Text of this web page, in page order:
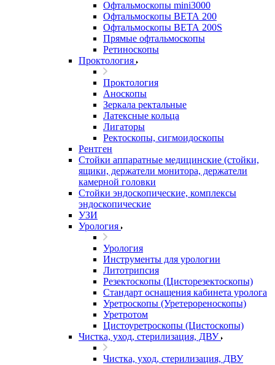
Офтальмоскопы mini3000
Офтальмоскопы ВЕТА 200
Офтальмоскопы ВЕТА 200S
Прямые офтальмоскопы
Ретиноскопы
Проктология
Проктология
Аноскопы
Зеркала ректальные
Латексные кольца
Лигаторы
Ректоскопы, сигмоидоскопы
Рентген
Стойки аппаратные медицинские (стойки,
ящики, держатели монитора, держатели
камерной головки
Стойки эндоскопические, комплексы
эндоскопические
УЗИ
Урология
Урология
Инструменты для урологии
Литотрипсия
Резектоскопы (Цисторезектоскопы)
Стандарт оснащения кабинета уролога
Уретроскопы (Уретерореноскопы)
Уретротом
Цистоуретроскопы (Цистоскопы)
Чистка, уход, стерилизация, ДВУ
Чистка, уход, стерилизация, ДВУ